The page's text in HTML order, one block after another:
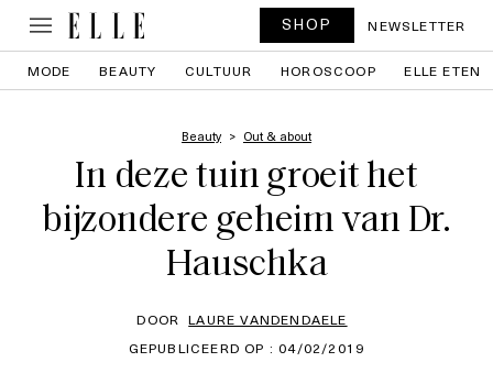
SHOP NEWSLETTER
MODE BEAUTY CULTUUR HOROSCOOP ELLE ETEN
Beauty Out & about
In deze tuin groeit het
bijzondere geheim van Dr.
Hauschka
DOOR LAURE VANDENDAELE
GEPUBLICEERD OP : 04/02/2019